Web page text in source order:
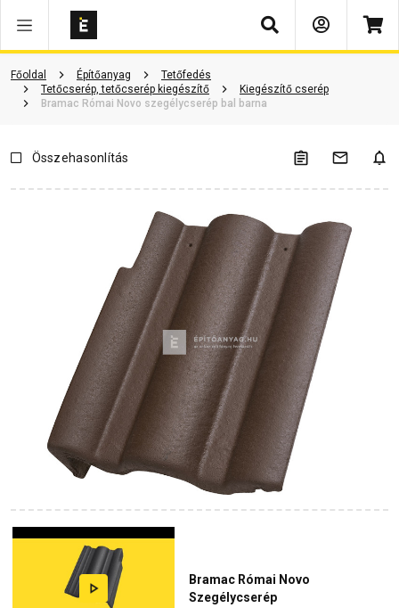
Keresés
Főoldal Építőanyag
Tetőfedés
Tetőcserép, tetőcserép kiegészítő
Kiegészítő cserép
Bramac Római Novo szegélycserép bal barna
Dokumentumok Kérdések és válaszok
Bramac Római Novo
Szegélycserép
Összehasonlítás